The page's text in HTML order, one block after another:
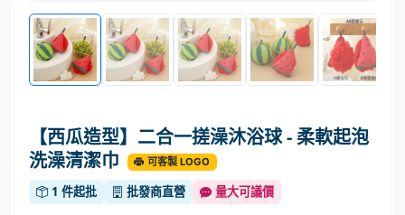
【西瓜造型】二合一搓澡沐浴球 - 柔軟起泡
洗澡清潔巾
可客製 LOGO
1 件起批 批發商直營 量大可議價